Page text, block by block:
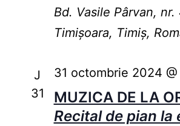
Bd. Vasile Pârvan, nr.
Timișoara, Timiș,
J
31
MUZICA DE LA
Recital de pian la
31 octombrie 2024